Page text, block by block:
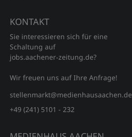
KONTAKT
Sie interessieren sich für eine
Schaltung auf
jobs.aachener‑zeitung.de?
Wir freuen uns auf Ihre Anfrage!
stellenmarkt@medienhausaachen.de
+49 (241) 5101 - 232